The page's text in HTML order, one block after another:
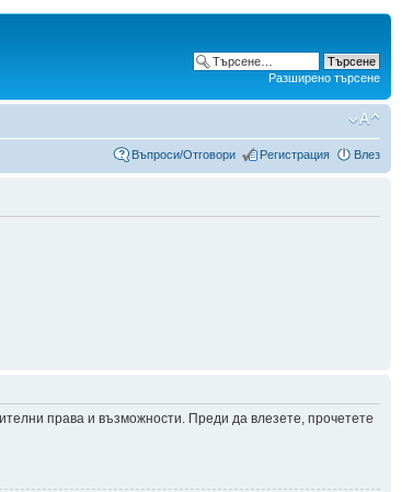
Разширено търсене
Въпроси/Отговори Регистрация Влез
права и възможности. Преди да влезете, прочетете